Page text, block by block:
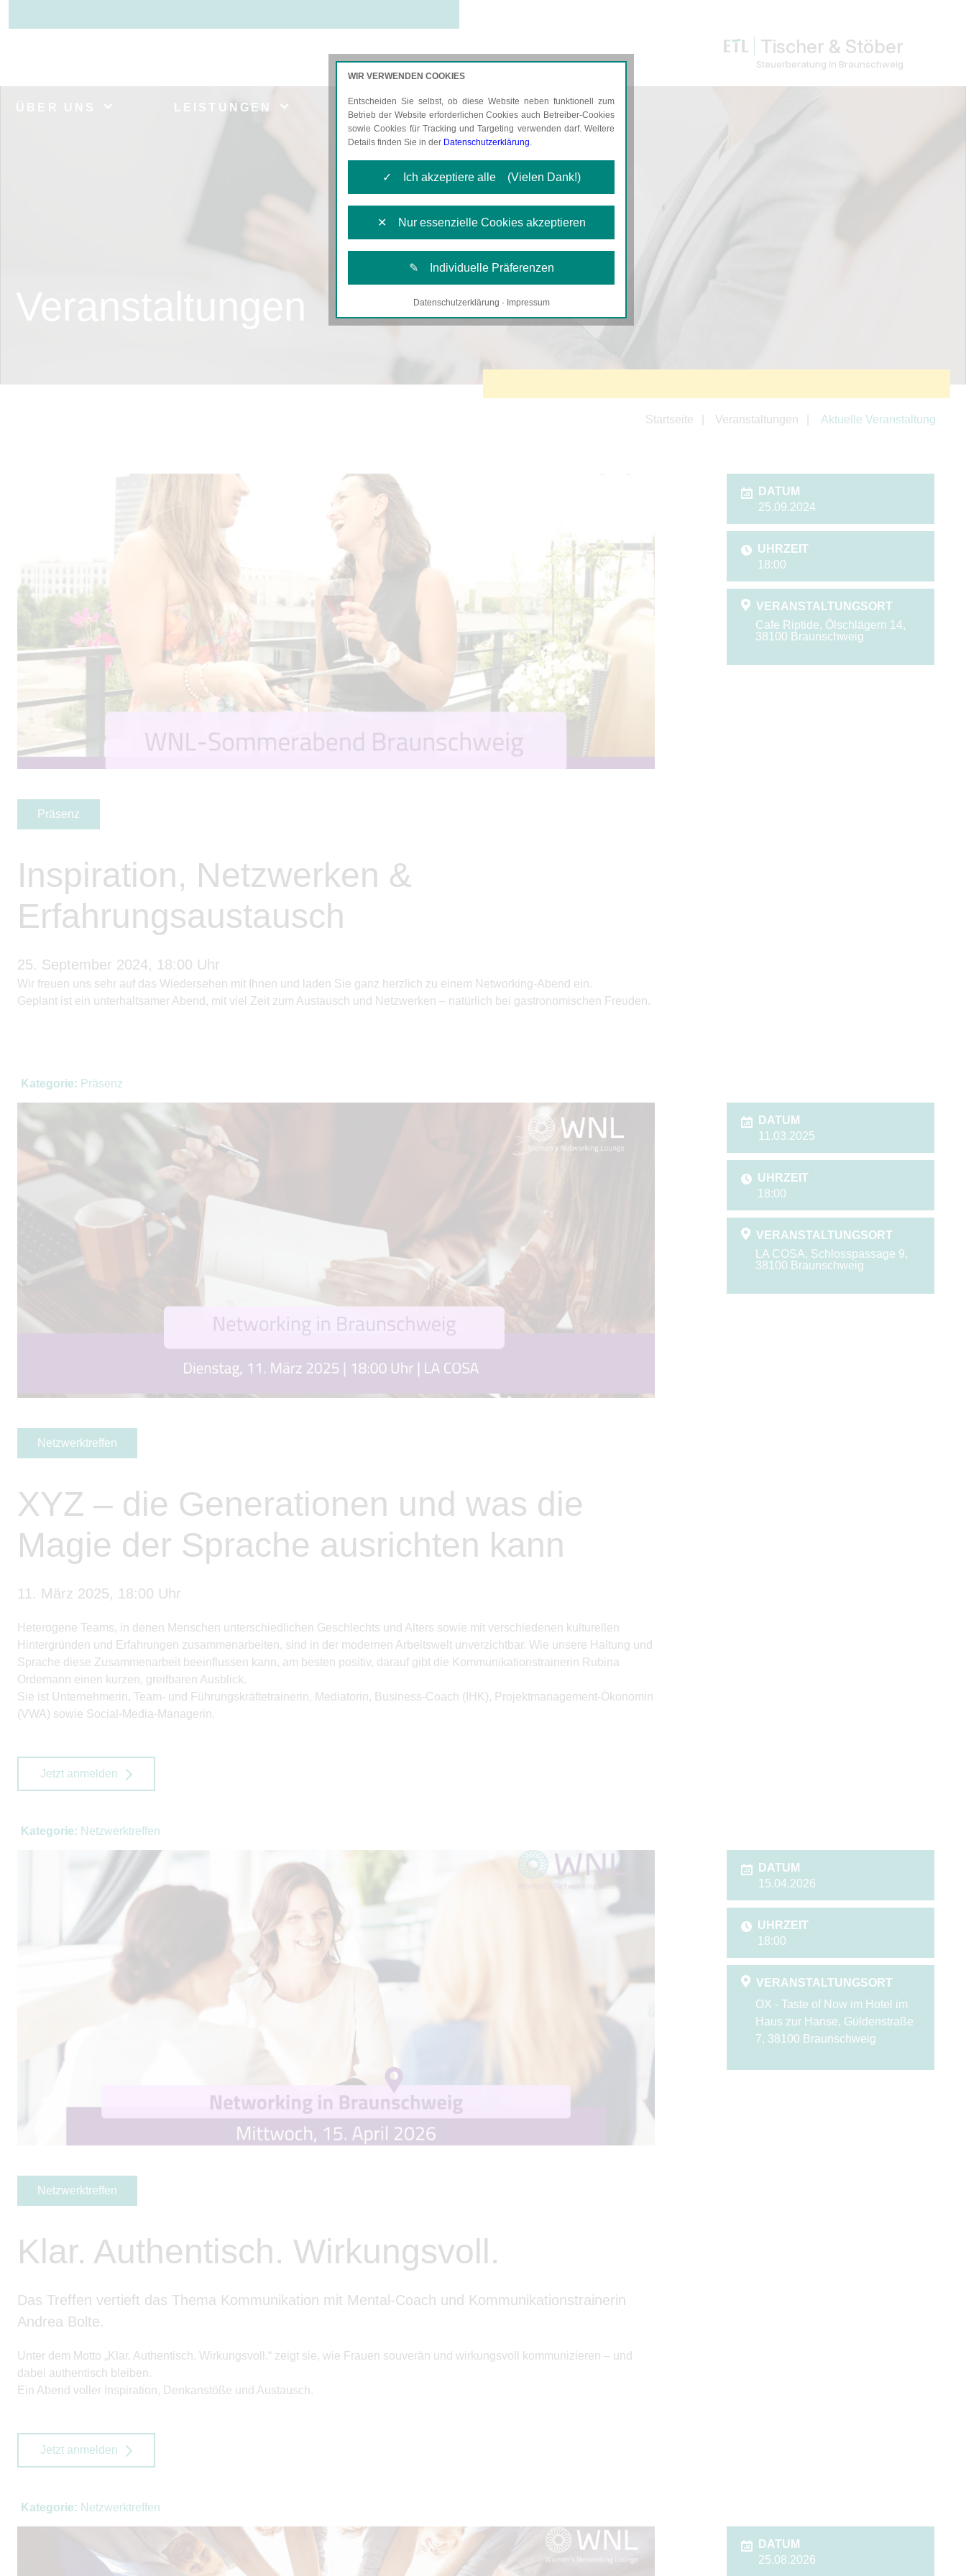
Tischer & Stöber
Steuerberatung in Braunschweig
LEISTUNGEN AKTUELLES KARRIERE
Startseite Veranstaltungen Aktuelle Veranstaltung
Präsenz
Inspiration, Netzwerken &
Erfahrungsaustausch
25. September 2024, 18:00 Uhr
Wir freuen uns sehr auf das Wiedersehen mit Ihnen und laden Sie ganz herzlich zu einem Networking-Abend ein.
Geplant ist ein unterhaltsamer Abend, mit viel Zeit zum Austausch und Netzwerken – natürlich bei gastronomischen Freuden.
Kategorie: Präsenz
DATUM
25.09.2024
UHRZEIT
18:00
VERANSTALTUNGSORT
Cafe Riptide, Ölschlägern 14,
38100 Braunschweig
Netzwerktreffen
XYZ – die Generationen und was die
Magie der Sprache ausrichten kann
11. März 2025, 18:00 Uhr
Heterogene Teams, in denen Menschen unterschiedlichen Geschlechts und Alters sowie mit verschiedenen kulturellen
Hintergründen und Erfahrungen zusammenarbeiten, sind in der modernen Arbeitswelt unverzichtbar. Wie unsere Haltung und
Sprache diese Zusammenarbeit beeinflussen kann, am besten positiv, darauf gibt die Kommunikationstrainerin Rubina
Ordemann einen kurzen, greifbaren Ausblick.
Sie ist Unternehmerin, Team- und Führungskräftetrainerin, Mediatorin, Business-Coach (IHK), Projektmanagement-Ökonomin
(VWA) sowie Social-Media-Managerin.
Jetzt anmelden
Kategorie: Netzwerktreffen
DATUM
11.03.2025
UHRZEIT
18:00
VERANSTALTUNGSORT
LA COSA, Schlosspassage 9,
38100 Braunschweig
Netzwerktreffen
Klar. Authentisch. Wirkungsvoll.
Das Treffen vertieft das Thema Kommunikation mit Mental-Coach und Kommunikationstrainerin
Andrea Bolte.
Unter dem Motto „Klar. Authentisch. Wirkungsvoll.“ zeigt sie, wie Frauen souverän und wirkungsvoll kommunizieren – und
dabei authentisch bleiben.
Ein Abend voller Inspiration, Denkanstöße und Austausch.
Jetzt anmelden
Kategorie: Netzwerktreffen
DATUM
15.04.2026
UHRZEIT
18:00
VERANSTALTUNGSORT
OX - Taste of Now im Hotel im
Haus zur Hanse, Güldenstraße
7, 38100 Braunschweig
DATUM
25.08.2026
WIR VERWENDEN COOKIES
Entscheiden Sie selbst, ob diese Website neben funktionell zum
Betrieb der Website erforderlichen Cookies auch Betreiber-Cookies
sowie Cookies für Tracking und Targeting verwenden darf. Weitere
Details finden Sie in der Datenschutzerklärung.
✓ Ich akzeptiere alle (Vielen Dank!)
✕ Nur essenzielle Cookies akzeptieren
✎ Individuelle Präferenzen
Notwendige Cookies
Diese Cookies sind erforderlich, um z.B. Google Maps zu
nutzen oder eingebettete Videos abspielen zu können.
Datenschutzerklärung · Impressum